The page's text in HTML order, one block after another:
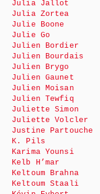
Julia Jallot
Julia Zortea
Julie Boone
Julie Go
Julien Bordier
Julien Bourdais
Julien Brygo
Julien Gaunet
Julien Moisan
Julien Tewfiq
Juliette Simon
Juliette Volcler
Justine Partouche
K. Pils
Karima Younsi
Kelb H’mar
Keltoum Brahna
Keltoum Staali